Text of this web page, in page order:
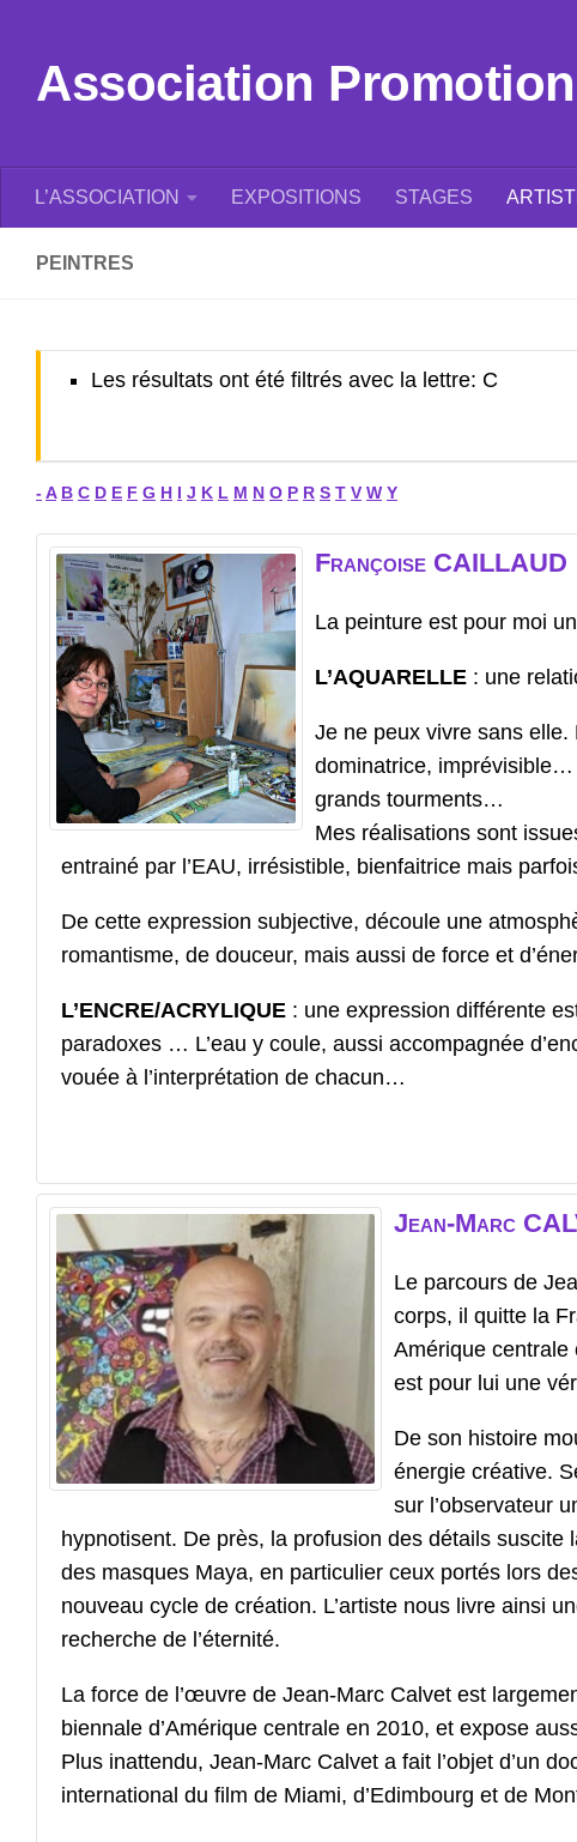
Association
L’ASSOCIATION EXPOSITIONS STAGES
PEINTRES
Les résultats ont été filtrés avec la lettre: C
- A B C D E F G H I J K L M N O P R S T V W Y
Françoise CAILLAUD
La peinture est pour moi
L’AQUARELLE : une
Je ne peux vivre sans
dominatrice, imprévisible…
grands tourments…
Mes réalisations sont
entrainé par l’EAU, irrésistible, bienfaitrice mais
De cette expression subjective, découle une
romantisme, de douceur, mais aussi de force et
L’ENCRE/ACRYLIQUE : une expression différente
paradoxes … L’eau y coule, aussi accompagnée
vouée à l’interprétation de chacun…
Jean-Marc
Le parcours de
corps, il quitte la
Amérique centrale
est pour lui une
De son histoire
énergie créative.
sur l’observateur
hypnotisent. De près, la profusion des détails
des masques Maya, en particulier ceux portés lors
nouveau cycle de création. L’artiste nous livre ainsi
recherche de l’éternité.
La force de l’œuvre de Jean-Marc Calvet est
biennale d’Amérique centrale en 2010, et expose
Plus inattendu, Jean-Marc Calvet a fait l’objet d’un
international du film de Miami, d’Edimbourg et de